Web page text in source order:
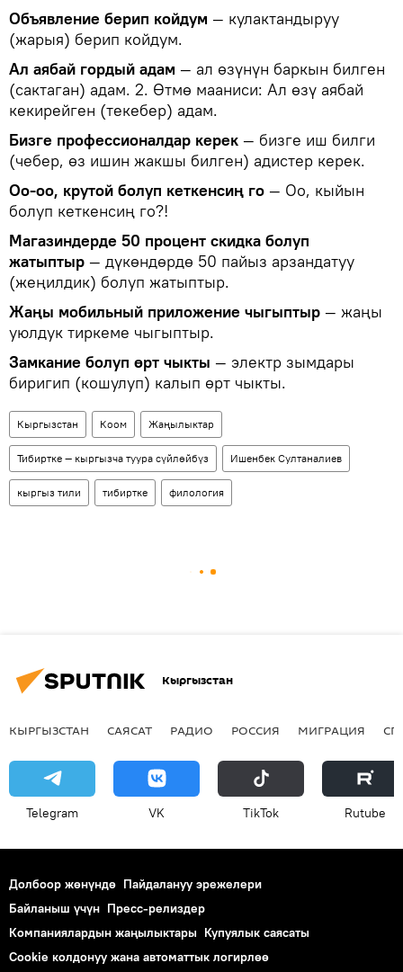
Объявление берип койдум — кулактандыруу
(жарыя) берип койдум.
Ал аябай гордый адам — ал өзүнүн баркын билген
(сактаган) адам. 2. Өтмө мааниси: Ал өзү аябай
кекирейген (текебер) адам.
Бизге профессионалдар керек — бизге иш билги
(чебер, өз ишин жакшы билген) адистер керек.
Оо-оо, крутой болуп кеткенсиң го — Оо, кыйын
болуп кеткенсиң го?!
Магазиндерде 50 процент скидка болуп
жатыптыр — дүкөндөрдө 50 пайыз арзандатуу
(жеңилдик) болуп жатыптыр.
Жаңы мобильный приложение чыгыптыр — жаңы
уюлдук тиркеме чыгыптыр.
Замкание болуп өрт чыкты — электр зымдары
биригип (кошулуп) калып өрт чыкты.
Кыргызстан Коом Жаңылыктар
Тибиртке — кыргызча туура сүйлөйбүз Ишенбек Султаналиев
кыргыз тили тибиртке филология
Кыргызстан
КЫРГЫЗСТАН САЯСАТ РАДИО РОССИЯ МИГРАЦИЯ
Telegram VK ТikТоk Rutube
Долбоор жөнүндө Пайдалануу эрежелери
Байланыш үчүн Пресс-релиздер
Компаниялардын жаңылыктары Купуялык саясаты
Cookie колдонуу жана автоматтык логирлөө